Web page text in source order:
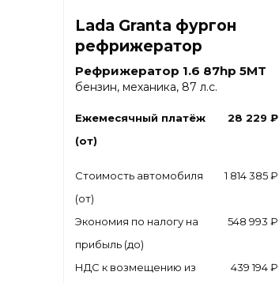
Lada Granta фургон
рефрижератор
Рефрижератор 1.6 87hp 5MT
бензин, механика, 87 л.с.
Ежемесячный платёж
(от)
28 229 ₽
Стоимость автомобиля
(от)
1 814 385 ₽
Экономия по налогу на
прибыль (до)
548 993 ₽
НДС к возмещению из
439 194 ₽